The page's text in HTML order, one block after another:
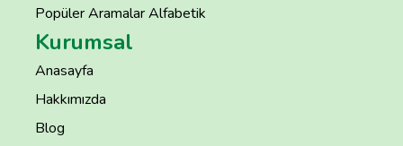
Popüler Aramalar Alfabetik
Kurumsal
Anasayfa
Hakkımızda
Blog